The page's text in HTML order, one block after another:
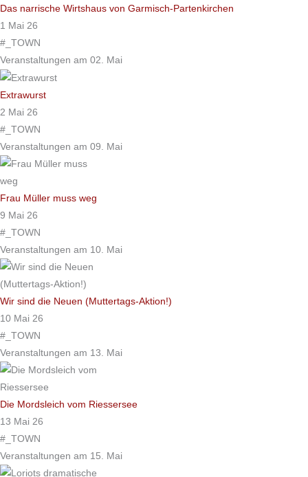
Das narrische Wirtshaus von Garmisch-Partenkirchen
1 Mai 26
#_TOWN
Veranstaltungen am 02. Mai
Extrawurst
2 Mai 26
#_TOWN
Veranstaltungen am 09. Mai
Frau Müller muss weg
9 Mai 26
#_TOWN
Veranstaltungen am 10. Mai
Wir sind die Neuen (Muttertags-Aktion!)
10 Mai 26
#_TOWN
Veranstaltungen am 13. Mai
Die Mordsleich vom Riessersee
13 Mai 26
#_TOWN
Veranstaltungen am 15. Mai